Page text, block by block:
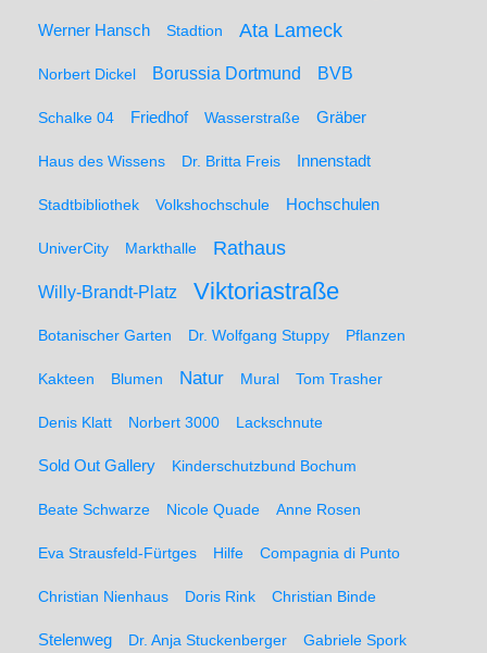
Werner Hansch Stadtion Ata Lameck
Norbert Dickel Borussia Dortmund BVB
Schalke 04 Friedhof Wasserstraße Gräber
Haus des Wissens Dr. Britta Freis Innenstadt
Stadtbibliothek Volkshochschule Hochschulen
UniverCity Markthalle Rathaus
Willy-Brandt-Platz Viktoriastraße
Botanischer Garten Dr. Wolfgang Stuppy Pflanzen
Kakteen Blumen Natur Mural Tom Trasher
Denis Klatt Norbert 3000 Lackschnute
Sold Out Gallery Kinderschutzbund Bochum
Beate Schwarze Nicole Quade Anne Rosen
Eva Strausfeld-Fürtges Hilfe Compagnia di Punto
Christian Nienhaus Doris Rink Christian Binde
Stelenweg Dr. Anja Stuckenberger Gabriele Spork